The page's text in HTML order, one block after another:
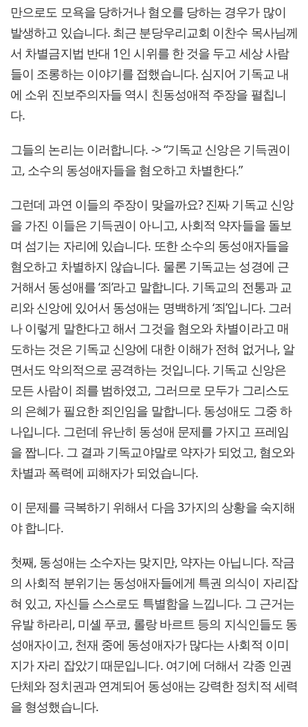
만으로도 모욕을 당하거나 혐오를 당하는 경우가 많이
발생하고 있습니다. 최근 분당우리교회 이찬수 목사님께
서 차별금지법 반대 1인 시위를 한 것을 두고 세상 사람
들이 조롱하는 이야기를 접했습니다. 심지어 기독교 내
에 소위 진보주의자들 역시 친동성애적 주장을 펼칩니
다.
그들의 논리는 이러합니다. -> “기독교 신앙은 기득권이
고, 소수의 동성애자들을 혐오하고 차별한다.”
그런데 과연 이들의 주장이 맞을까요? 진짜 기독교 신앙
을 가진 이들은 기득권이 아니고, 사회적 약자들을 돌보
며 섬기는 자리에 있습니다. 또한 소수의 동성애자들을
혐오하고 차별하지 않습니다. 물론 기독교는 성경에 근
거해서 동성애를 ‘죄’라고 말합니다. 기독교의 전통과 교
리와 신앙에 있어서 동성애는 명백하게 ‘죄’입니다. 그러
나 이렇게 말한다고 해서 그것을 혐오와 차별이라고 매
도하는 것은 기독교 신앙에 대한 이해가 전혀 없거나, 알
면서도 악의적으로 공격하는 것입니다. 기독교 신앙은
모든 사람이 죄를 범하였고, 그러므로 모두가 그리스도
의 은혜가 필요한 죄인임을 말합니다. 동성애도 그중 하
나입니다. 그런데 유난히 동성애 문제를 가지고 프레임
을 짭니다. 그 결과 기독교야말로 약자가 되었고, 혐오와
차별과 폭력에 피해자가 되었습니다.
이 문제를 극복하기 위해서 다음 3가지의 상황을 숙지해
야 합니다.
첫째, 동성애는 소수자는 맞지만, 약자는 아닙니다. 작금
의 사회적 분위기는 동성애자들에게 특권 의식이 자리잡
혀 있고, 자신들 스스로도 특별함을 느낍니다. 그 근거는
유발 하라리, 미셸 푸코, 롤랑 바르트 등의 지식인들도 동
성애자이고, 천재 중에 동성애자가 많다는 사회적 이미
지가 자리 잡았기 때문입니다. 여기에 더해서 각종 인권
단체와 정치권과 연계되어 동성애는 강력한 정치적 세력
을 형성했습니다.